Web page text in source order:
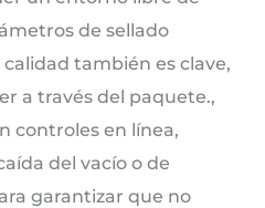
de sellado
también es clave,
a través del paquete.,
controles en línea,
del vacío o de
garantizar que no